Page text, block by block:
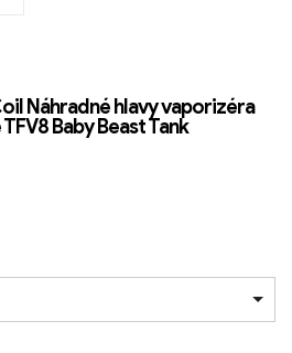
Náhradné hlavy vaporizéra
Baby Beast Tank